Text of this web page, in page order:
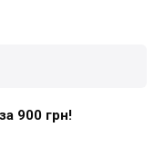
900 грн!